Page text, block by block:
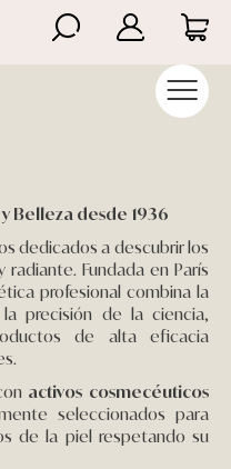
Belleza desde 1936
dedicados a descubrir los
Fundada en París
profesional combina la
precisión de la ciencia,
de alta eficacia
activos cosmecéuticos
seleccionados para
de la piel respetando su